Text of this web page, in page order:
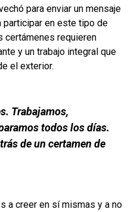
para enviar un mensaje
participar en este tipo de
certámenes requieren
y un trabajo integral que
el exterior.
Trabajamos,
todos los días.
de un certamen de
a creer en sí mismas y a no